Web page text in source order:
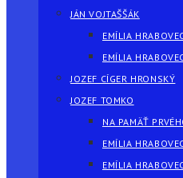
JÁN VOJTAŠŠÁK
EMÍLIA
EMÍLIA
JOZEF CÍGER HRONSKÝ
JOZEF TOMKO
NA PAMÄŤ
EMÍLIA
EMÍLIA